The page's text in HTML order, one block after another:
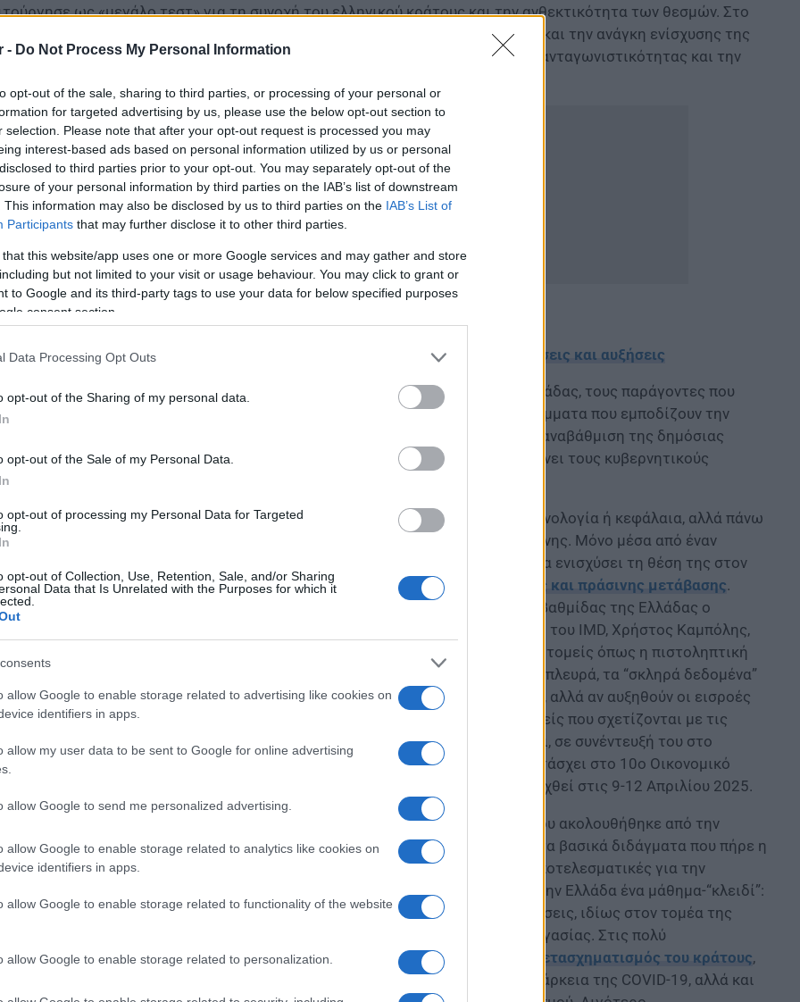
- Do Not Process My Personal Information
opt-out of the sale, sharing to third parties, or processing of your personal or
for targeted advertising by us, please use the below opt-out section to
selection. Please note that after your opt-out request is processed you may
interest-based ads based on personal information utilized by us or personal
to third parties prior to your opt-out. You may separately opt-out of the
of your personal information by third parties on the IAB’s list of downstream
This information may also be disclosed by us to third parties on the IAB’s List of
Participants that may further disclose it to other third parties.
that this website/app uses one or more Google services and may gather and store
but not limited to your visit or usage behaviour. You may click to grant or
to Google and its third-party tags to use your data for below specified purposes
consent section.
Data Processing Opt Outs
opt-out of the Sharing of my personal data.
opt-out of the Sale of my Personal Data.
opt-out of processing my Personal Data for Targeted
opt-out of Collection, Use, Retention, Sale, and/or Sharing
Data that Is Unrelated with the Purposes for which it
allow Google to enable storage related to advertising like cookies on
identifiers in apps.
allow my user data to be sent to Google for online advertising
allow Google to send me personalized advertising.
allow Google to enable storage related to analytics like cookies on
identifiers in apps.
allow Google to enable storage related to functionality of the website
allow Google to enable storage related to personalization.
ως «μεγάλο τεστ» για τη συνοχή του ελληνικού κράτους και την ανθεκτικότητα των θεσμών. Στο
αυτό, υπογραμμίζει τη σημασία ενός αποτελεσματικού δημόσιου τομέα και την ανάγκη ενίσχυσης της
εμπιστοσύνης, ως βασικών παραγόντων για την ενίσχυση της εθνικής ανταγωνιστικότητας και την
Έρχονται αλλαγές στη φορολογία – Ποιοί θα δουν φορολογικές ελαφρύνσεις και αυξήσεις
του εστιάζει σε τρεις κύριους άξονες: τις διεθνείς επιδόσεις της Ελλάδας, τους παράγοντες που
την επενδυτική ελκυστικότητα της οικονομίας και τα θεσμικά ελλείμματα που εμποδίζουν την
αξιοποίηση των διαθέσιμων δυνατοτήτων. Κεντρικό ρόλο αποδίδει στην αναβάθμιση της δημόσιας
και στη θεσμική συνέχεια, που –όπως σημειώνει– οφείλει να υπερβαίνει τους κυβερνητικούς
και να στηρίζεται σε μακροπρόθεσμο στρατηγικό σχεδιασμό.
Καμπόλης τονίζει ότι η ανταγωνιστικότητα δεν χτίζεται μόνο με τεχνολογία ή κεφάλαια, αλλά πάνω
θεμέλια θεσμικής σταθερότητας, διαφάνειας και κοινωνικής εμπιστοσύνης. Μόνο μέσα από έναν
σχεδιασμό και τη σταθερή λειτουργία των θεσμών μπορεί η Ελλάδα να ενισχύσει τη θέση της στον
ανταγωνισμό και να αξιοποιήσει πλήρως τις ευκαιρίες της
ψηφιακής και πράσινης μετάβασης.
ορόσημο χαρακτηρίζει την πρόσφατη ανάκτηση της επενδυτικής βαθμίδας της Ελλάδας ο
οικονομολόγος στο Κέντρο Παγκόσμιας Ανταγωνιστικότητας (WCC) του IMD, Χρήστος Καμπόλης,
ότι η εξέλιξη αυτή πιθανώς θα βελτιώσει τη θέση της χώρας σε τομείς όπως η πιστοληπτική
της και η εμπιστοσύνη των επενδυτών, σε όρους IMD. «Από την άλλη πλευρά, τα “σκληρά δεδομένα”
να υστερούν (να καταγραφούν). Μπορεί λοιπόν να μην δούμε άμεσο άλμα, αλλά αν αυξηθούν οι εισροές
και ενισχυθεί το επιχειρηματικό κλίμα, αυτό θα αποτυπωθεί σε τομείς που σχετίζονται με τις
επιδόσεις και την αποτελεσματικότητα της κυβέρνησης» σημειώνει, σε συνέντευξή του στο
Μακεδονικό Πρακτορείο Ειδήσεων, ο κ. Καμπόλης, ο οποίος θα συμμετάσχει στο 10ο Οικονομικό
των Δελφών, που φέτος συμπληρώνει 10 χρόνια παρουσίας και θα διεξαχθεί στις 9-12 Απριλίου 2025.
το 2009-2010, η Ελλάδα αντιμετώπισε παρατεταμένη οικονομική κρίση, που ακολουθήθηκε από την
της πανδημίας της Covid-19 το 2020. Ποια ήταν, κατά τη γνώμη του, τα βασικά διδάγματα που πήρε η
και ποιες πολιτικές αποδείχθηκαν περισσότερο κι αντίστοιχα λιγότερο αποτελεσματικές για την
της; «Η παρατεταμένη κρίση από το 2010 έως την πανδημία δίδαξε στην Ελλάδα ένα μάθημα-“κλειδί”:
σταθεροποίηση πρέπει να συμβαδίζει με θεσμικές μεταρρυθμίσεις, ιδίως στον τομέα της
φόρων, των ψηφιακών δημόσιων υπηρεσιών και της ευελιξίας της εργασίας. Στις πολύ
πολιτικές που εφαρμόστηκαν περιλαμβάνονταν ο
ψηφιακός μετασχηματισμός του κράτους,
με την επιτάχυνση της ψηφιοποίησης της δημόσιας διοίκησης, κατά τη διάρκεια της COVID-19, αλλά και